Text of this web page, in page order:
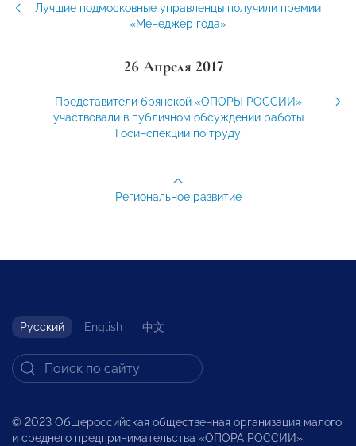
Лучшие подмосковные управленцы получили премии
«Менеджер года»
26 Апреля 2017
Представители брянской «ОПОРЫ РОССИИ»
участвовали в публичном обсуждении работы
Госинспекции по труду
Региональное развитие
Русский English 中文
© 2023 Общероссийская общественная организация малого
и среднего предпринимательства «ОПОРА РОССИИ».